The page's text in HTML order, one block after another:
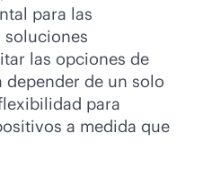
para las
soluciones
las opciones de
de un solo
para
a medida que